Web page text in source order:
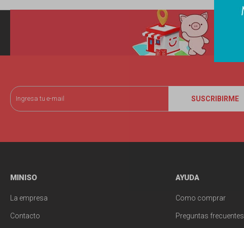
SUSCRIBIRME
MINISO
La empresa
Contacto
AYUDA
Como comprar
Preguntas frecuentes